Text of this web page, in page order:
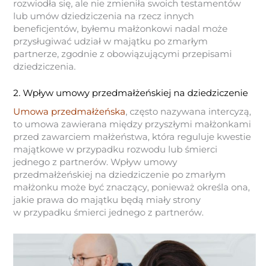
rozwiodła się, ale nie zmieniła swoich testamentów
lub umów dziedziczenia na rzecz innych
beneficjentów, byłemu małżonkowi nadal może
przysługiwać udział w majątku po zmarłym
partnerze, zgodnie z obowiązującymi przepisami
dziedziczenia.
2. Wpływ umowy przedmałżeńskiej na dziedziczenie
Umowa przedmałżeńska, często nazywana intercyzą,
to umowa zawierana między przyszłymi małżonkami
przed zawarciem małżeństwa, która reguluje kwestie
majątkowe w przypadku rozwodu lub śmierci
jednego z partnerów. Wpływ umowy
przedmałżeńskiej na dziedziczenie po zmarłym
małżonku może być znaczący, ponieważ określa ona,
jakie prawa do majątku będą miały strony
w przypadku śmierci jednego z partnerów.